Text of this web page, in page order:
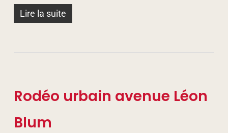
Lire la suite
Rodéo urbain avenue Léon
Blum